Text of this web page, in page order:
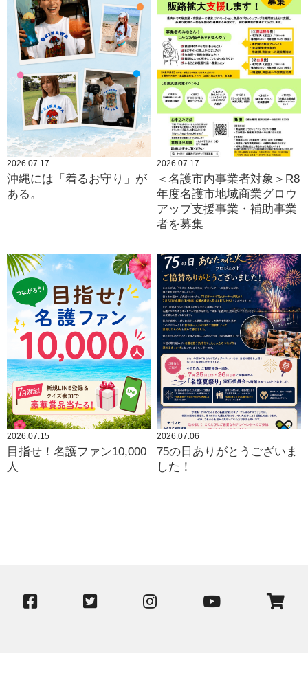
2026.07.17
沖縄には「着るお守り」が
ある。
2026.07.17
＜名護市内事業者対象＞R8
年度名護市地域商業グロウ
アップ支援事業・補助事業
者を募集
2026.07.15
目指せ！名護ファン10,000
人
2026.07.06
75の日ありがとうございま
した！